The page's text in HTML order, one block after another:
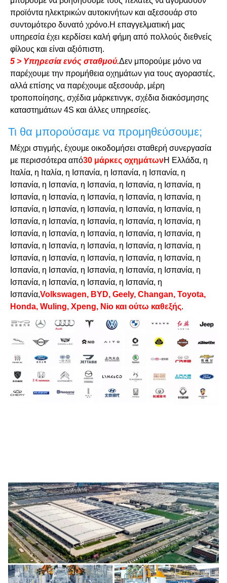
προϊόντα ηλεκτρικών αυτοκινήτων και αξεσουάρ στο
συντομότερο δυνατό χρόνο.Η επαγγελματική μας
υπηρεσία έχει κερδίσει καλή φήμη από πολλούς διεθνείς
φίλους και είναι αξιόπιστη.
5 > Υπηρεσία ενός σταθμού.Δεν μπορούμε μόνο να
παρέχουμε την προμήθεια οχημάτων για τους αγοραστές,
αλλά επίσης να παρέχουμε αξεσουάρ, μέρη
τροποποίησης, σχέδια μάρκετινγκ, σχέδια διακόσμησης
καταστημάτων 4S και άλλες υπηρεσίες.
Τι θα μπορούσαμε να προμηθεύσουμε;
Μέχρι στιγμής, έχουμε οικοδομήσει σταθερή συνεργασία
με περισσότερα από30 μάρκες οχημάτωνΗ Ελλάδα, η
Ιταλία, η Ιταλία, η Ισπανία, η Ισπανία, η Ισπανία, η
Ισπανία, η Ισπανία, η Ισπανία, η Ισπανία, η Ισπανία, η
Ισπανία, η Ισπανία, η Ισπανία, η Ισπανία, η Ισπανία, η
Ισπανία, η Ισπανία, η Ισπανία, η Ισπανία, η Ισπανία, η
Ισπανία, η Ισπανία, η Ισπανία, η Ισπανία, η Ισπανία, η
Ισπανία, η Ισπανία, η Ισπανία, η Ισπανία, η Ισπανία, η
Ισπανία, η Ισπανία, η Ισπανία, η Ισπανία, η Ισπανία, η
Ισπανία, η Ισπανία, η Ισπανία, η Ισπανία, η Ισπανία, η
Ισπανία, η Ισπανία, η Ισπανία, η Ισπανία, η Ισπανία, η
Ισπανία, η Ισπανία, η Ισπανία, η Ισπανία, η
Ισπανία,Volkswagen, BYD, Geely, Changan, Toyota,
Honda, Wuling, Xpeng, Nio και ούτω καθεξής.